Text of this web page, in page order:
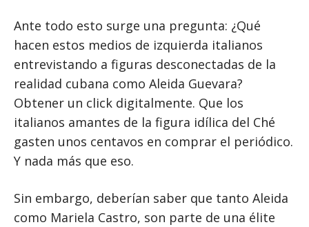
Ante todo esto surge una pregunta: ¿Qué
hacen estos medios de izquierda italianos
entrevistando a figuras desconectadas de la
realidad cubana como Aleida Guevara?
Obtener un click digitalmente. Que los
italianos amantes de la figura idílica del Ché
gasten unos centavos en comprar el periódico.
Y nada más que eso.
Sin embargo, deberían saber que tanto Aleida
como Mariela Castro, son parte de una élite